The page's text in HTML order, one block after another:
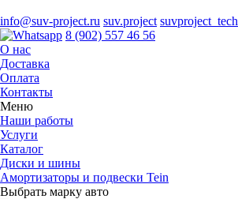
info@suv-project.ru suv.project suvproject_tech
8 (902) 557 46 56
О нас
Доставка
Оплата
Контакты
Меню
Наши работы
Услуги
Каталог
Диски и шины
Амортизаторы и подвески Tein
Выбрать марку авто